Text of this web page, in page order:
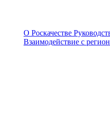
О Роскачестве
Взаимодействие с